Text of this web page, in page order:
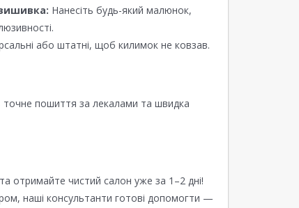
Нанесіть будь-який малюнок,
або штатні, щоб килимок не ковзав.
точне пошиття за лекалами та швидка
та отримайте чистий салон уже за 1–2 дні!
наші консультанти готові допомогти —